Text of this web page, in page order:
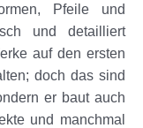
Pfeile und
und detailliert
auf den ersten
doch das sind
er baut auch
und manchmal